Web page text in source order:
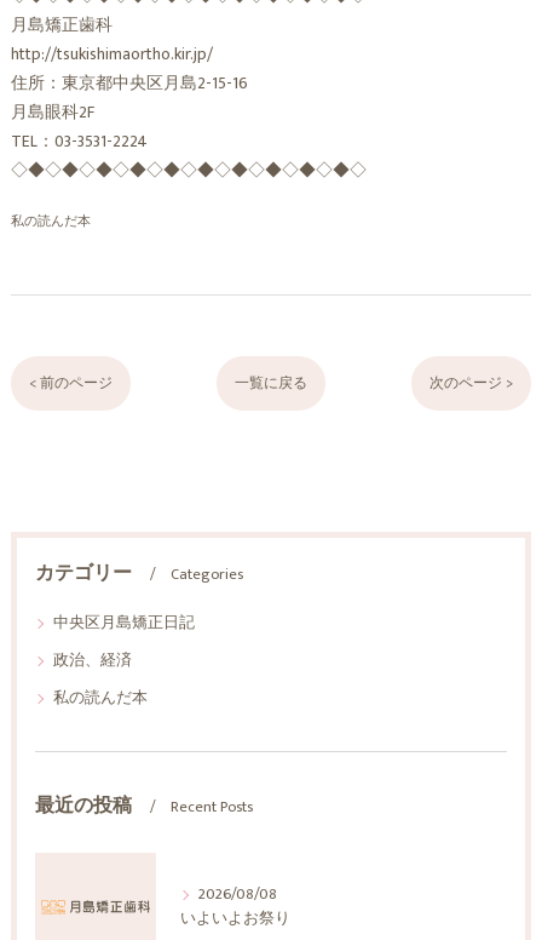
月島矯正歯科
http://tsukishimaortho.kir.jp/
住所：東京都中央区月島2-15-16
月島眼科2F
TEL：03-3531-2224
◇◆◇◆◇◆◇◆◇◆◇◆◇◆◇◆◇◆◇◆◇
私の読んだ本
< 前のページ 一覧に戻る 次のページ >
カテゴリー
Categories
中央区月島矯正日記
政治、経済
私の読んだ本
最近の投稿 Recent Posts
2026/08/08
いよいよお祭り